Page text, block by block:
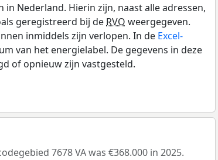
in Nederland. Hierin zijn, naast alle adressen,
geregistreerd bij de RVO weergegeven.
inmiddels zijn verlopen. In de Excel-
van het energielabel. De gegevens in deze
of opnieuw zijn vastgesteld.
7678 VA was €368.000 in 2025.